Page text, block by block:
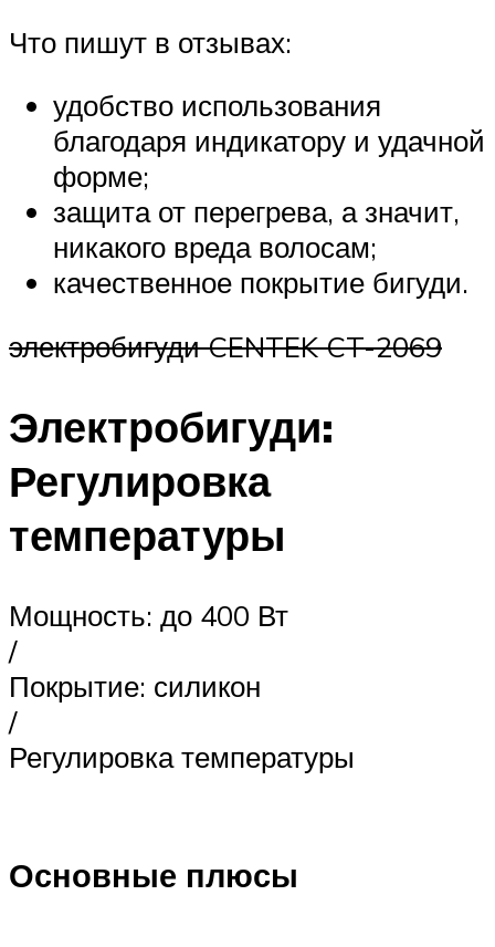
Что пишут в отзывах:
удобство использования
благодаря индикатору и удачной
форме;
защита от перегрева, а значит,
никакого вреда волосам;
качественное покрытие бигуди.
электробигуди CENTEK CT-2069
Электробигуди:
Регулировка
температуры
Мощность: до 400 Вт
/
Покрытие: силикон
/
Регулировка температуры
Основные плюсы